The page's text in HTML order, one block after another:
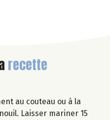
recette
au couteau ou à la
Laisser mariner 15